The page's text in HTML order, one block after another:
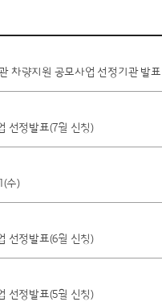
차량지원 공모사업 선정기관 발표
선정발표(7월 신청)
수)
선정발표(6월 신청)
선정발표(5월 신청)